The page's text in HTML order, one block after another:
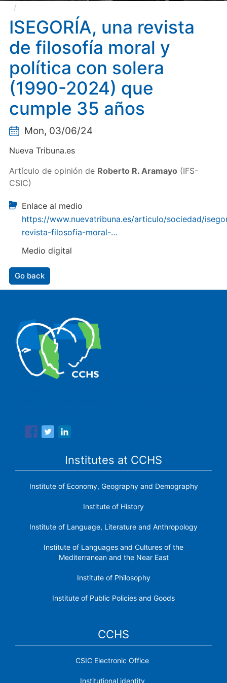
con solera (1990-2024) que cumple 35 años
ISEGORÍA, una revista
de filosofía moral y
política con solera
(1990-2024) que
cumple 35 años
Mon, 03/06/24
Nueva Tribuna.es
Artículo de opinión de Roberto R. Aramayo (IFS-
CSIC)
Enlace al medio
https://www.nuevatribuna.es/articulo/sociedad/
revista-filosofia-moral-…
Medio digital
Go back
Institutes at CCHS
Institute of Economy, Geography and Demography
Institute of History
Institute of Language, Literature and Anthropology
Institute of Languages ​​and Cultures of the
Mediterranean and the Near East
Institute of Philosophy
Institute of Public Policies and Goods
CCHS
CSIC Electronic Office
Institutional identity